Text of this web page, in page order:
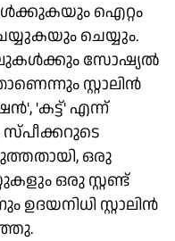
ഐറ്റം
ചെയ്യും.
സോഷ്യൽ
സ്റ്റാലിൻ
'കട്ട്' എന്ന്
ഒരു
ഒരു സ്റ്റണ്ട്
ഉദയനിധി സ്റ്റാലിൻ